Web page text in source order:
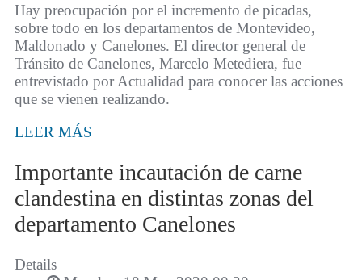
Hay preocupación por el incremento de picadas,
sobre todo en los departamentos de Montevideo,
Maldonado y Canelones. El director general de
Tránsito de Canelones, Marcelo Metediera, fue
entrevistado por Actualidad para conocer las acciones
que se vienen realizando.
LEER MÁS
Importante incautación de carne
clandestina en distintas zonas del
departamento Canelones
Details